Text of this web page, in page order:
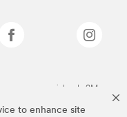
to enhance site
comerciales de 3M.